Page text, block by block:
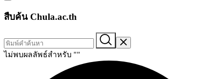
สืบค้น Chula.ac.th
ไม่พบผลลัพธ์สำหรับ ""